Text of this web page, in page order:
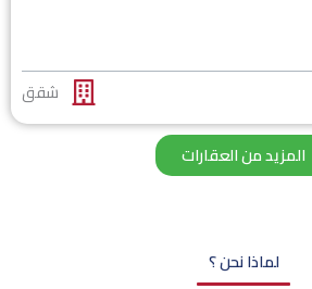
شقق
المزيد من العقارات
لماذا نحن ؟